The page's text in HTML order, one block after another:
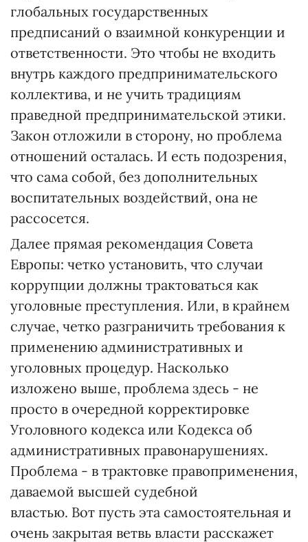
глобальных государственных
предписаний о взаимной конкуренции и
ответственности. Это чтобы не входить
внутрь каждого предпринимательского
коллектива, и не учить традициям
праведной предпринимательской этики.
Закон отложили в сторону, но проблема
отношений осталась. И есть подозрения,
что сама собой, без дополнительных
воспитательных воздействий, она не
рассосется.
Далее прямая рекомендация Совета
Европы: четко установить, что случаи
коррупции должны трактоваться как
уголовные преступления. Или, в крайнем
случае, четко разграничить требования к
применению административных и
уголовных процедур. Насколько
изложено выше, проблема здесь - не
просто в очередной корректировке
Уголовного кодекса или Кодекса об
административных правонарушениях.
Проблема - в трактовке правоприменения,
даваемой высшей судебной
властью. Вот пусть эта самостоятельная и
очень закрытая ветвь власти расскажет